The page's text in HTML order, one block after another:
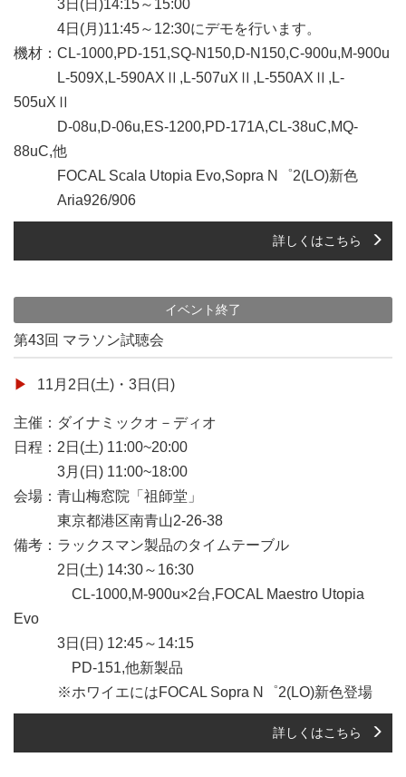
3日(日)14:15～15:00
4日(月)11:45～12:30にデモを行います。
機材：CL-1000,PD-151,SQ-N150,D-N150,C-900u,M-900u
L-509X,L-590AXⅡ,L-507uXⅡ,L-550AXⅡ,L-
505uXⅡ
D-08u,D-06u,ES-1200,PD-171A,CL-38uC,MQ-
88uC,他
FOCAL Scala Utopia Evo,Sopra N゜2(LO)新色
Aria926/906
詳しくはこちら
イベント終了
第43回 マラソン試聴会
11月2日(土)・3日(日)
主催：ダイナミックオ－ディオ
日程：2日(土) 11:00~20:00
3月(日) 11:00~18:00
会場：青山梅窓院「祖師堂」
東京都港区南青山2-26-38
備考：ラックスマン製品のタイムテーブル
2日(土) 14:30～16:30
CL-1000,M-900u×2台,FOCAL Maestro Utopia
Evo
3日(日) 12:45～14:15
PD-151,他新製品
※ホワイエにはFOCAL Sopra N゜2(LO)新色登場
詳しくはこちら